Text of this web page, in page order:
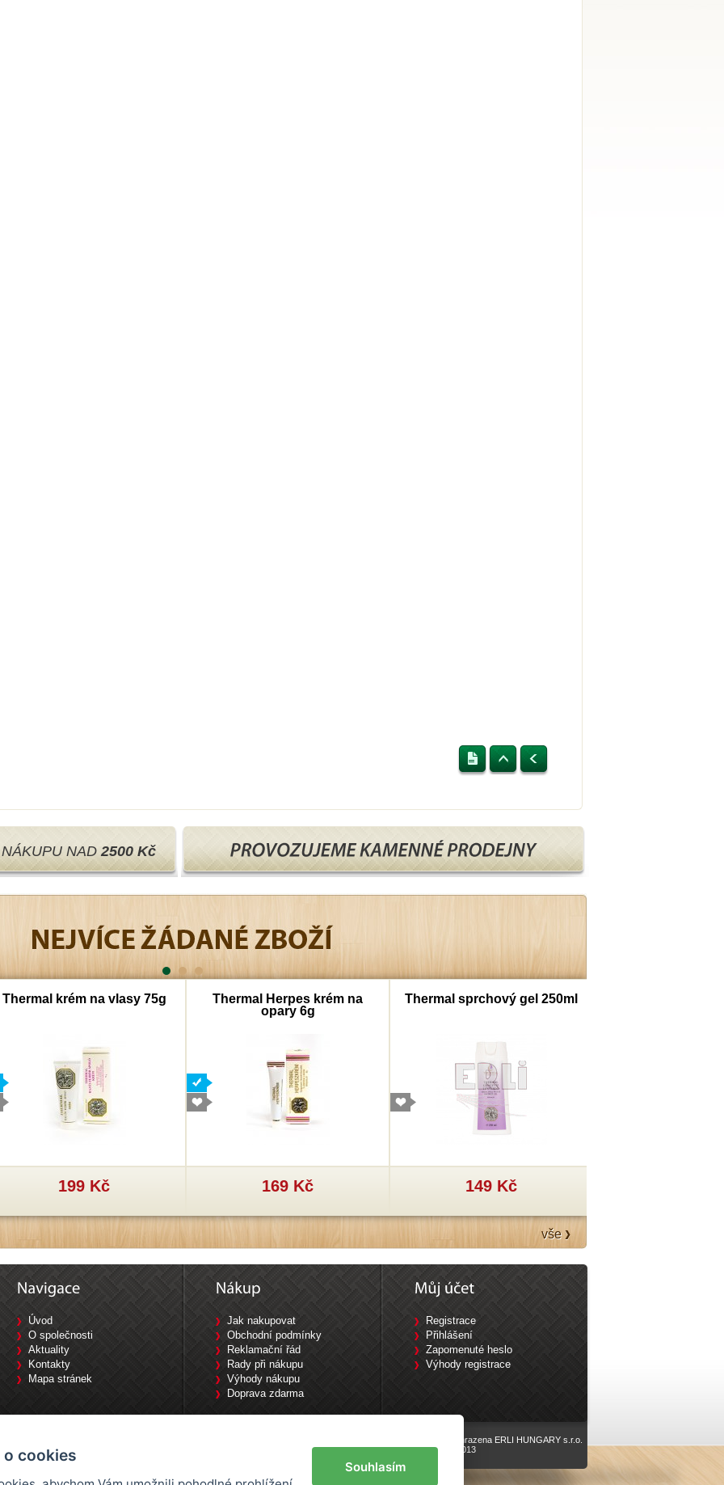
NAD2500 Kč
Thermal krém na vlasy 75g
199 Kč
Thermal Herpes krém na
opary 6g
169 Kč
Thermal sprchový gel 250ml
149 Kč
vše
Úvod
O společnosti
Aktuality
Kontakty
Mapa stránek
Jak nakupovat
Obchodní podmínky
Reklamační řád
Rady při nákupu
Výhody nákupu
Doprava zdarma
Registrace
Přihlášení
Zapomenuté heslo
Výhody registrace
Tyršova 1840/10, 702 00 Ostrava / Tel: 733 644 777
Všechna práva vyhrazena ERLI HUNGARY s.r.o.
vyrobiloEline.cz , 2013
cookies
Souhlasím